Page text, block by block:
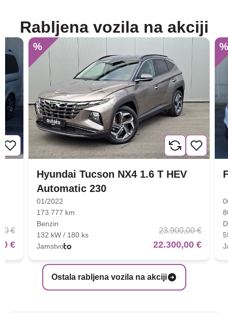
Rabljena vozila na akciji
Ostala rabljena vozila na akciji
€
€
%
Hyundai Tucson NX4 1.6 T HEV
Automatic 230
01/2022
173.777 km
Benzin
132 kW / 180 ks
Jamstvo
23.900,00 €
22.300,00 €